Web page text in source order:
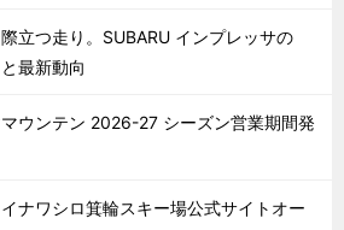
立つ走り。SUBARU インプレッサの
最新動向
ウンテン 2026-27 シーズン営業期間発
ナワシロ箕輪スキー場公式サイトオー